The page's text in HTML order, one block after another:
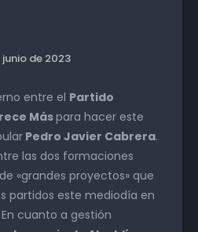
junio de 2023
entre el Partido
Máspara hacer este
Pedro Javier Cabrera.
las dos formaciones
«grandes proyectos» que
partidos este mediodía en
cuanto a gestión